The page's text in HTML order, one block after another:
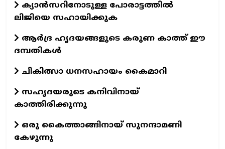
ക്യാന്‍സറിനോടുള്ള പോരാട്ടത്തില്‍
ലിജിയെ സഹായിക്കുക
ആര്‍ദ്ര ഹൃദയങ്ങളുടെ കരുണ കാത്ത് ഈ
ദമ്പതികള്‍
ചികിത്സാ ധനസഹായം കൈമാറി
സഹൃദയരുടെ കനിവിനായ്
കാത്തിരിക്കുന്നു
ഒരു കൈത്താങ്ങിനായ് സുനന്ദാമണി
കേഴുന്നു